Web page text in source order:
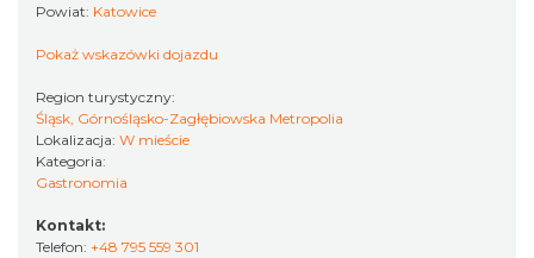
Powiat: Katowice
Pokaż wskazówki dojazdu
Region turystyczny:
Śląsk, Górnośląsko-Zagłębiowska Metropolia
Lokalizacja: W mieście
Kategoria:
Gastronomia
Kontakt:
Telefon: +48 795 559 301